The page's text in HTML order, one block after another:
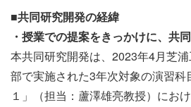
■共同研究開発の経緯
・授業での提案をきっかけに、共
本共同研究開発は、2023年4月芝
部で実施された3年次対象の演習科
１」（担当：蘆澤雄亮教授）にお